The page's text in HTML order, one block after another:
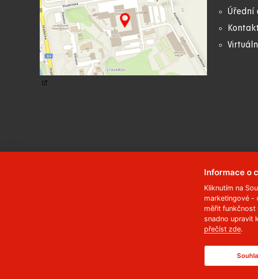
Úřední
Studentská 95,532
466 036 111, 466 036 112, 466 036 113
Informace o
Kliknutím na
marketingové -
měřit funkčnost
snadno upravit
přečíst zde.